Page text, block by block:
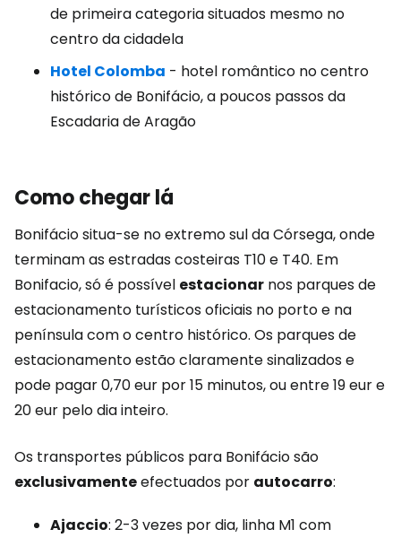
de primeira categoria situados mesmo no
centro da cidadela
Hotel Colomba - hotel romântico no centro
histórico de Bonifácio, a poucos passos da
Escadaria de Aragão
Como chegar lá
Bonifácio situa-se no extremo sul da Córsega, onde
terminam as estradas costeiras T10 e T40. Em
Bonifacio, só é possível estacionar nos parques de
estacionamento turísticos oficiais no porto e na
península com o centro histórico. Os parques de
estacionamento estão claramente sinalizados e
pode pagar 0,70 eur por 15 minutos, ou entre 19 eur e
20 eur pelo dia inteiro.
Os transportes públicos para Bonifácio são
exclusivamenteefectuados por autocarro:
Ajaccio: 2-3 vezes por dia, linha M1 com